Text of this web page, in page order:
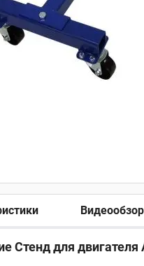
Стенд для двигателя